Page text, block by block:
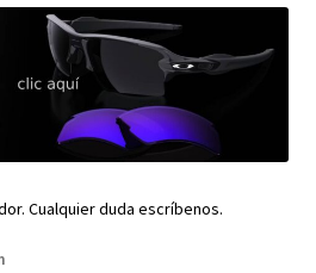
child
menu
Expand
menu
Cualquier duda escríbenos.